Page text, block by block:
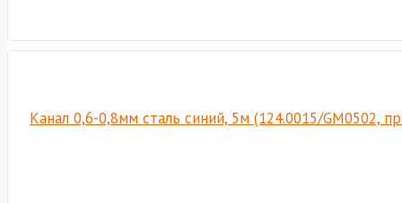
Канал 0,6-0,8мм сталь синий, 5м (124.0015/GM0502,